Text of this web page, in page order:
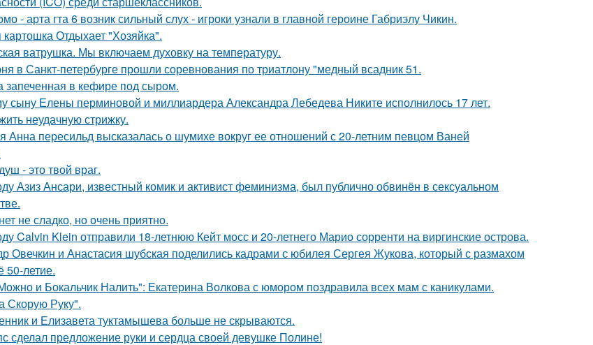
- арта гта 6 возник сильный слух - игроки узнали в главной героине Габриэлу Чикин.
Отдыхает "Хозяйка".
ватрушка. Мы включаем духовку на температуру.
в Санкт-петербурге прошли соревнования по триатлону "медный всадник 51.
запеченная в кефире под сыром.
сыну Елены перминовой и миллиардера Александра Лебедева Никите исполнилось 17 лет.
неудачную стрижку.
Анна пересильд высказалась о шумихе вокруг ее отношений с 20-летним певцом Ваней
- это твой враг.
Азиз Ансари, известный комик и активист феминизма, был публично обвинён в сексуальном
не сладко, но очень приятно.
Calvin Klein отправили 18-летнюю Кейт мосс и 20-летнего Марио сорренти на виргинские острова.
Овечкин и Анастасия шубская поделились кадрами с юбилея Сергея Жукова, который с размахом
50-летие.
и Бокальчик Налить": Екатерина Волкова с юмором поздравила всех мам с каникулами.
Скорую Руку".
и Елизавета туктамышева больше не скрываются.
сделал предложение руки и сердца своей девушке Полине!